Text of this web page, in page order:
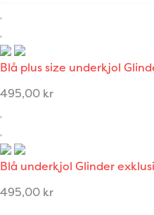
Blå plus size underkjol
495,00 kr
Blå underkjol Glinder
495,00 kr